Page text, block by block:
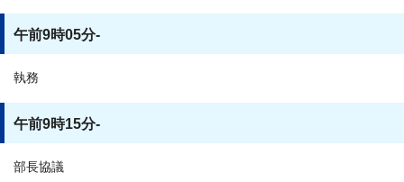
午前9時05分-
執務
午前9時15分-
部長協議